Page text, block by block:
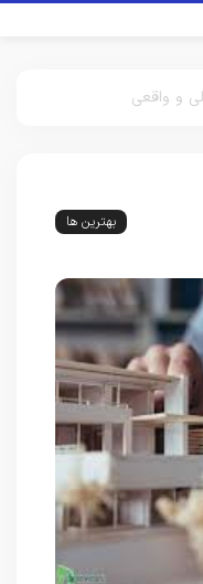
و واقعی
بهترین ها